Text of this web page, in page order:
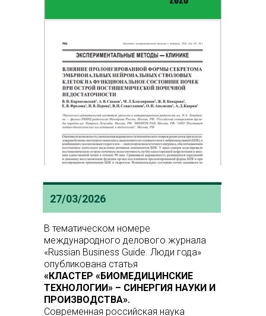
27/03/2026
В тематическом номере
международного делового журнала
«Russian Business Guidе. Люди года»
опубликована статья
«КЛАСТЕР «БИОМЕДИЦИНСКИЕ
ТЕХНОЛОГИИ» – СИНЕРГИЯ НАУКИ И
ПРОИЗВОДСТВА».
Современная российская наука